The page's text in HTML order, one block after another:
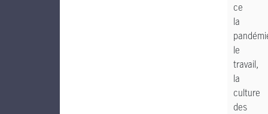
ce
la
le
travail,
la
culture
des